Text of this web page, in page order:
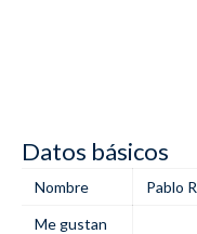
Datos básicos
Nombre
Pablo
Me gustan